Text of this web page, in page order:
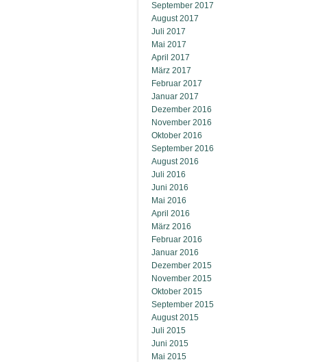
September 2017
August 2017
Juli 2017
Mai 2017
April 2017
März 2017
Februar 2017
Januar 2017
Dezember 2016
November 2016
Oktober 2016
September 2016
August 2016
Juli 2016
Juni 2016
Mai 2016
April 2016
März 2016
Februar 2016
Januar 2016
Dezember 2015
November 2015
Oktober 2015
September 2015
August 2015
Juli 2015
Juni 2015
Mai 2015